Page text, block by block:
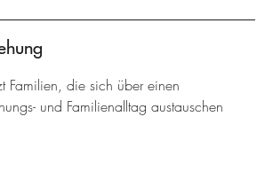
Familien, die sich über einen
und Familienalltag austauschen